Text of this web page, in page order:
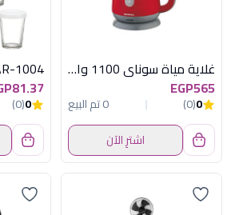
غلاية مياة سوناي 1100 وات -1.2 لتر-احمر Mar -2200
EGP565
0
(0)
0 تم البيع
اشترِ الآن
0
(0)